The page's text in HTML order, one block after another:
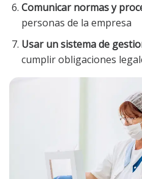
Comunicar normas y
personas de la empresa
Usar un sistema de
cumplir obligaciones